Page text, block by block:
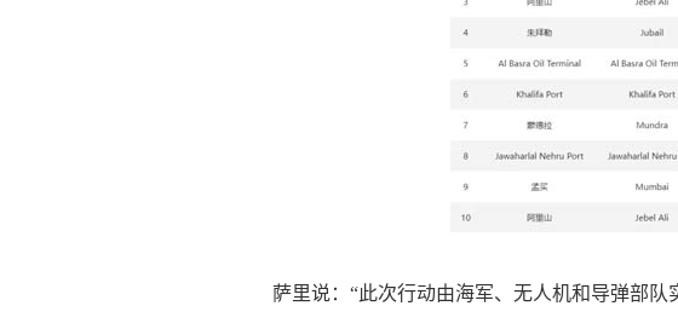
萨里说：“此次行动由海军、无人机和导弹部